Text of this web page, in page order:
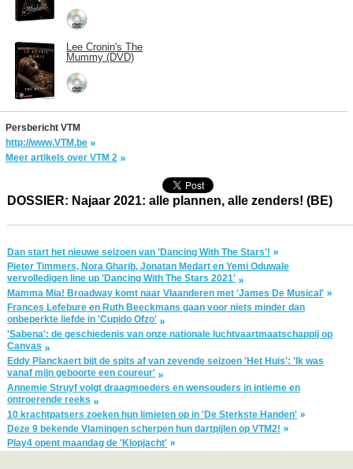
Lee Cronin's The
Mummy (DVD)
Persbericht VTM
http://www.VTM.be
Meer artikels over VTM 2
DOSSIER: Najaar 2021: alle plannen, alle zenders! (BE)
Dan start het nieuwe seizoen van 'Dancing With The Stars'!
Pieter Timmers, Nora Gharib, Jonatan Medart en Yemi Oduwale
vervolledigen line up 'Dancing With The Stars 2021'
Mamma Mia! Broadway komt naar Vlaanderen met 'James De Musical'
Frances Lefebure en Ruth Beeckmans gaan voor niets minder dan
onbeperkte liefde in 'Cupido Ofzo'
'Sabena': de geschiedenis van onze nationale luchtvaartmaatschappij op
Canvas
Eddy Planckaert bijt de spits af van zevende seizoen 'Het Huis': 'Ik was
vanaf mijn geboorte een coureur'
Annemie Struyf volgt draagmoeders en wensouders in intieme en
ontroerende reeks
10 krachtpatsers zoeken hun limieten op in 'De Sterkste Handen'
Deze 9 bekende Vlamingen scherpen hun dartpijlen op VTM2!
Play4 opent maandag de 'Klopjacht'